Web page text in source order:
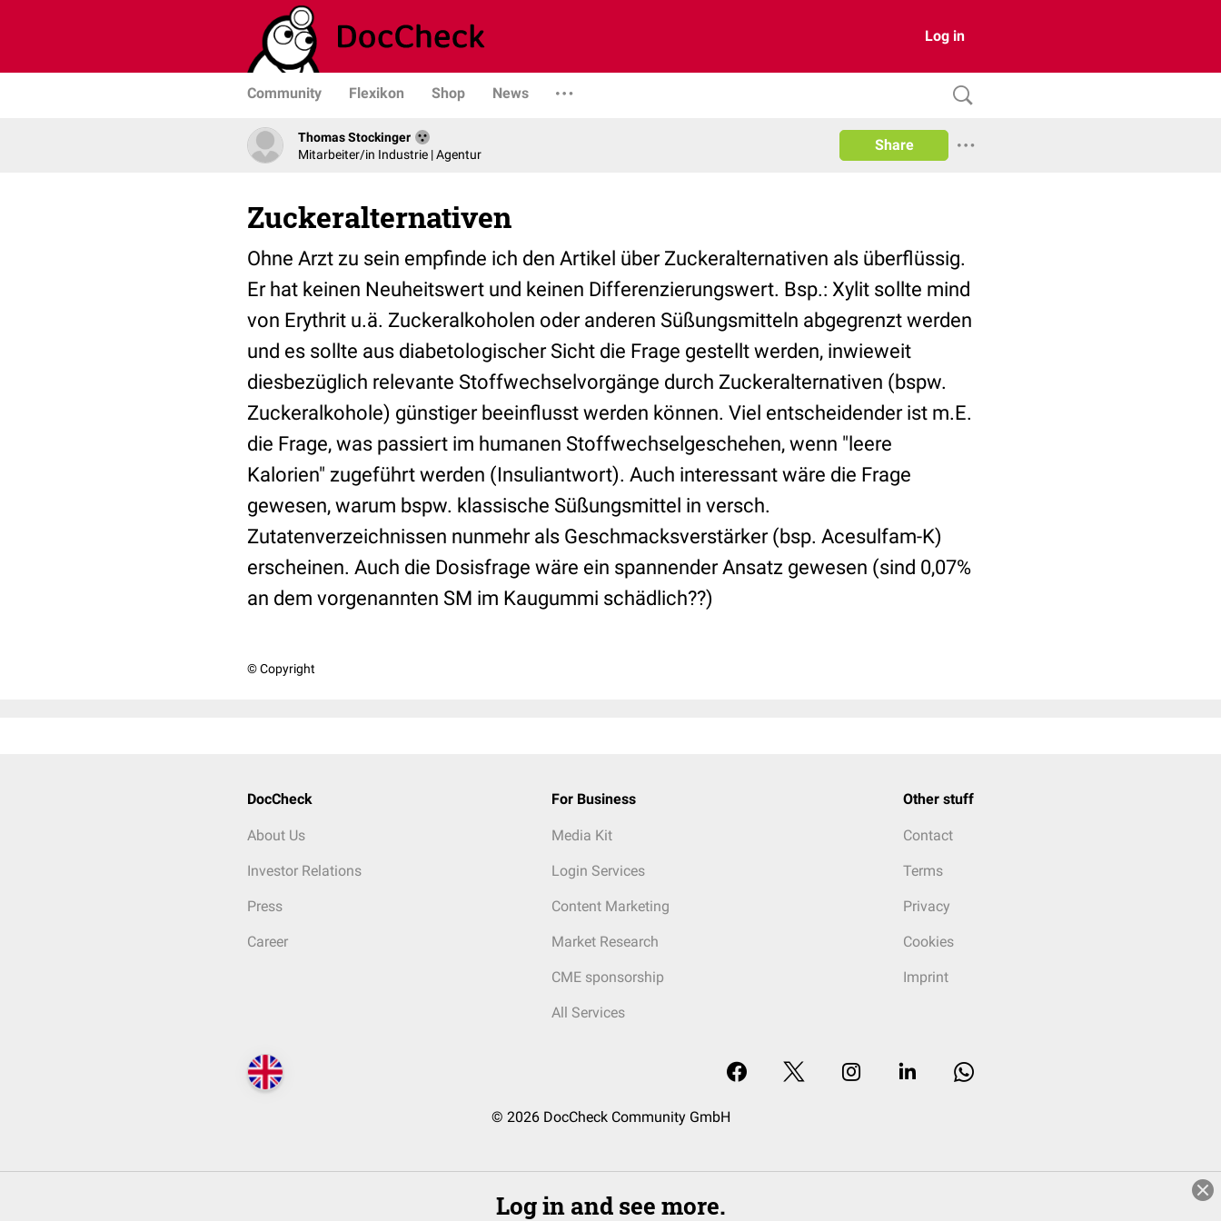
Log in
Community Flexikon Shop News
Thomas Stockinger
Mitarbeiter/in Industrie | Agentur
Share
Zuckeralternativen
Ohne Arzt zu sein empfinde ich den Artikel über Zuckeralternativen als überflüssig.
Er hat keinen Neuheitswert und keinen Differenzierungswert. Bsp.: Xylit sollte mind
von Erythrit u.ä. Zuckeralkoholen oder anderen Süßungsmitteln abgegrenzt werden
und es sollte aus diabetologischer Sicht die Frage gestellt werden, inwieweit
diesbezüglich relevante Stoffwechselvorgänge durch Zuckeralternativen (bspw.
Zuckeralkohole) günstiger beeinflusst werden können. Viel entscheidender ist m.E.
die Frage, was passiert im humanen Stoffwechselgeschehen, wenn "leere
Kalorien" zugeführt werden (Insuliantwort). Auch interessant wäre die Frage
gewesen, warum bspw. klassische Süßungsmittel in versch.
Zutatenverzeichnissen nunmehr als Geschmacksverstärker (bsp. Acesulfam-K)
erscheinen. Auch die Dosisfrage wäre ein spannender Ansatz gewesen (sind 0,07%
an dem vorgenannten SM im Kaugummi schädlich??)
© Copyright
DocCheck
About Us
Investor Relations
Press
Career
For Business
Media Kit
Login Services
Content Marketing
Market Research
CME sponsorship
All Services
Other stuff
Contact
Terms
Privacy
Cookies
Imprint
© 2026 DocCheck Community GmbH
Log in and see more.